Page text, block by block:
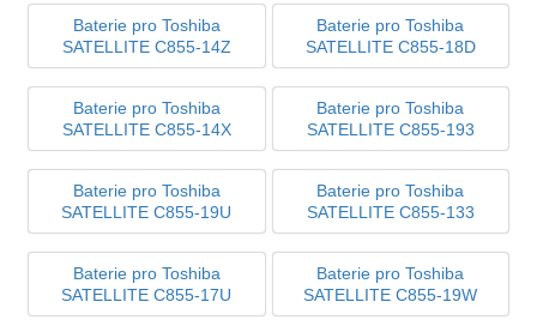
Baterie pro Toshiba
SATELLITE C855-14Z
Baterie pro Toshiba
SATELLITE C855-18D
Baterie pro Toshiba
SATELLITE C855-14X
Baterie pro Toshiba
SATELLITE C855-193
Baterie pro Toshiba
SATELLITE C855-19U
Baterie pro Toshiba
SATELLITE C855-133
Baterie pro Toshiba
SATELLITE C855-17U
Baterie pro Toshiba
SATELLITE C855-19W